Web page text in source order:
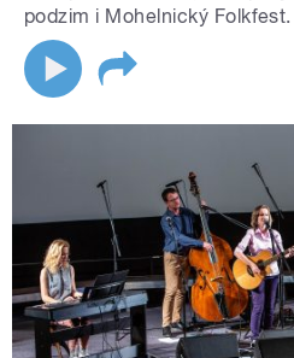
podzim i Mohelnický Folkfest.